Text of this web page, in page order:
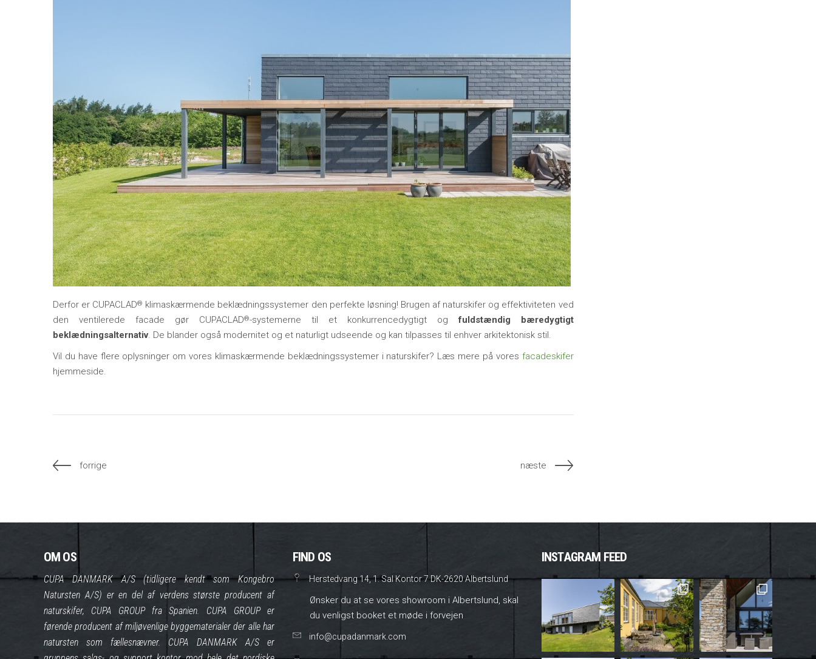
Derfor er CUPACLAD® klimaskærmende beklædningssystemer den perfekte løsning! Brugen af naturskifer og effektiviteten ved
den ventilerede facade gør CUPACLAD®-systemerne til et konkurrencedygtigt ogfuldstændig bæredygtigt
beklædningsalternativ. De blander også modernitet og et naturligt udseende og kan tilpasses til enhver arkitektonisk stil.
Vil du have flere oplysninger om vores klimaskærmende beklædningssystemer i naturskifer? Læs mere på vores facadeskifer
hjemmeside.
forrige næste
OM OS
CUPA DANMARK A/S (tidligere kendt som Kongebro
Natursten A/S) er en del af verdens største producent af
naturskifer, CUPA GROUP fra Spanien. CUPA GROUP er
førende producent af miljøvenlige byggematerialer der alle har
natursten som fællesnævner. CUPA DANMARK A/S er
FIND OS
Herstedvang 14, 1. Sal Kontor 7 DK-2620 Albertslund
Ønsker du at se vores showroom i Albertslund, skal
du venligst booket et møde i forvejen
info@cupadanmark.com
INSTAGRAM FEED